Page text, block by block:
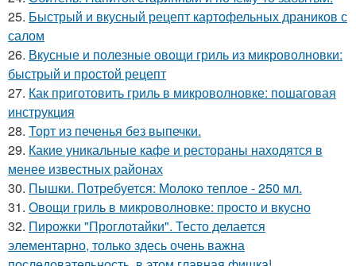
25. Быстрый и вкусный рецепт картофельных драников с
салом
26. Вкусные и полезные овощи гриль из микроволновки:
быстрый и простой рецепт
27. Как приготовить гриль в микроволновке: пошаговая
инструкция
28. Торт из печенья без выпечки.
29. Какие уникальные кафе и рестораны находятся в
менее известных районах
30. Пышки. Потребуется: Молоко теплое - 250 мл.
31. Овощи гриль в микроволновке: просто и вкусно
32. Пирожки "Проглотайки". Тесто делается
элементарно, только здесь очень важна